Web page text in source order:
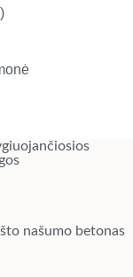
našumo betonas